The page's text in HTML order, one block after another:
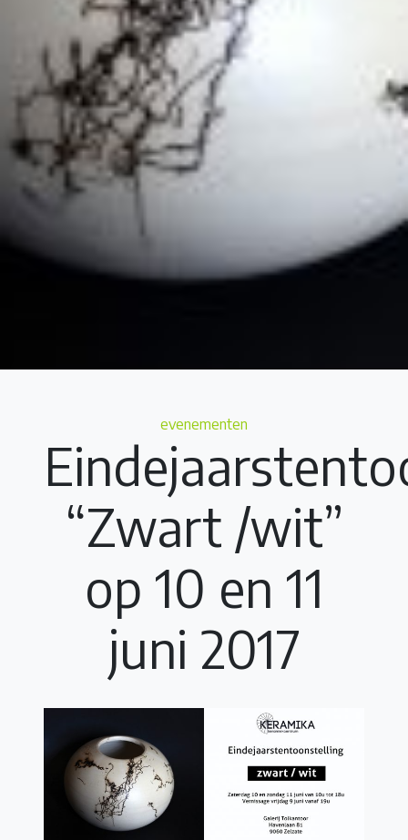
Categories
evenementen
“Zwart /wit”
op 10 en 11
juni 2017